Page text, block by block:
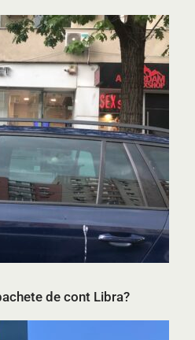
de cont Libra?